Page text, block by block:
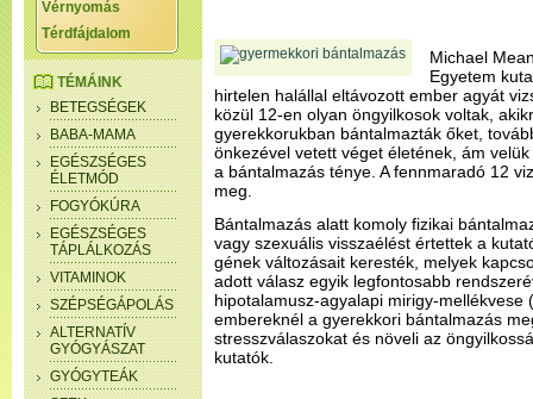
Vérnyomás
Térdfájdalom
TÉMÁINK
BETEGSÉGEK
BABA-MAMA
EGÉSZSÉGES
ÉLETMÓD
FOGYÓKÚRA
EGÉSZSÉGES
TÁPLÁLKOZÁS
VITAMINOK
SZÉPSÉGÁPOLÁS
ALTERNATÍV
GYÓGYÁSZAT
GYÓGYTEÁK
Michael
Egyetem
hirtelen halállal eltávozott ember agyát
közül 12-en olyan öngyilkosok voltak,
gyerekkorukban bántalmazták őket,
önkezével vetett véget életének, ám
a bántalmazás ténye. A fennmaradó 12
meg.
Bántalmazás alatt komoly fizikai
vagy szexuális visszaélést értettek a
gének változásait keresték, melyek
adott válasz egyik legfontosabb
hipotalamusz-agyalapi mirigy-mellékvese
embereknél a gyerekkori bántalmazás
stresszválaszokat és növeli az
kutatók.